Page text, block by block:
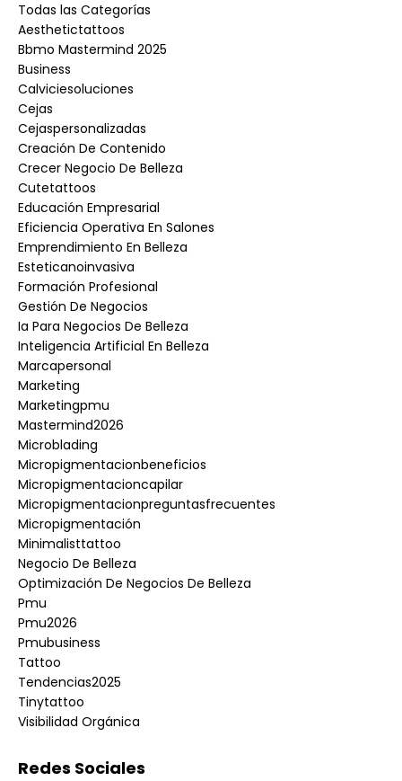
Todas las Categorías
Aesthetictattoos
Bbmo Mastermind 2025
Business
Calviciesoluciones
Cejas
Cejaspersonalizadas
Creación De Contenido
Crecer Negocio De Belleza
Cutetattoos
Educación Empresarial
Eficiencia Operativa En Salones
Emprendimiento En Belleza
Esteticanoinvasiva
Formación Profesional
Gestión De Negocios
Ia Para Negocios De Belleza
Inteligencia Artificial En Belleza
Marcapersonal
Marketing
Marketingpmu
Mastermind2026
Microblading
Micropigmentacionbeneficios
Micropigmentacioncapilar
Micropigmentacionpreguntasfrecuentes
Micropigmentación
Minimalisttattoo
Negocio De Belleza
Optimización De Negocios De Belleza
Pmu
Pmu2026
Pmubusiness
Tattoo
Tendencias2025
Tinytattoo
Visibilidad Orgánica
Redes Sociales